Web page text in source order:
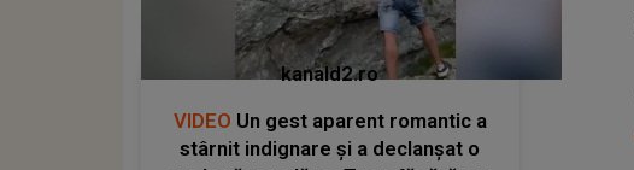
kanald2.ro
VIDEO Un gest aparent romantic a
stârnit indignare și a declanșat o